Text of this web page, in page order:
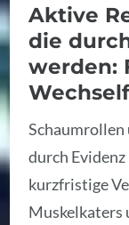
Aktive
die
werden:
durch
kurzfristige
Muskelkaters